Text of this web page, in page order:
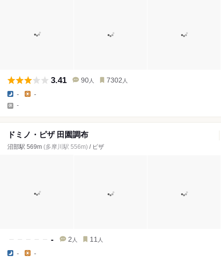
3.41 90 人 7302 人
- -
-
ドミノ・ピザ 田園調布
沼部駅 569m (多摩川駅 556m) / ピザ
- 2 人 11 人
- -